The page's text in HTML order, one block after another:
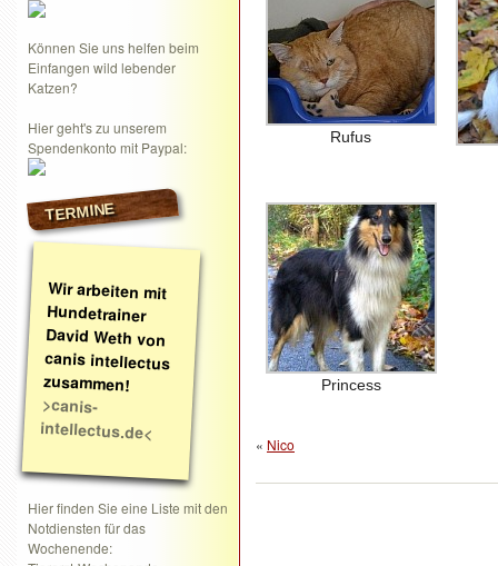
Können Sie uns helfen beim
Einfangen wild lebender
Katzen?
Hier geht's zu unserem
Spendenkonto mit Paypal:
TERMINE
Wir arbeiten mit
Hundetrainer
David Weth von
canis intellectus
zusammen!
>canis-
intellectus.de<
Hier finden Sie eine Liste mit den
Notdiensten für das
Wochenende:
Rufus
Princess
« Nico